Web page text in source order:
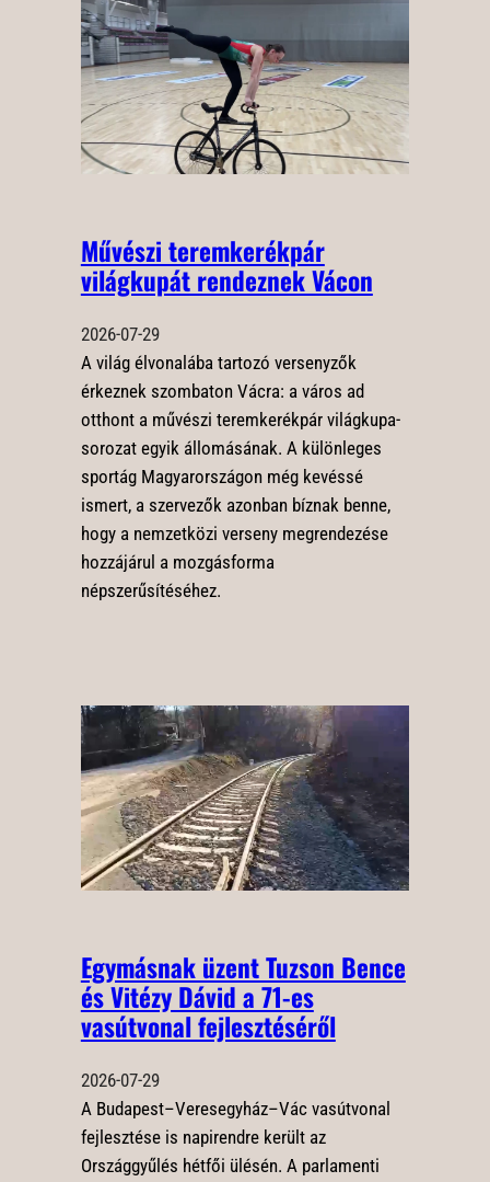
Művészi teremkerékpár
világkupát rendeznek Vácon
2026-07-29
A világ élvonalába tartozó versenyzők
érkeznek szombaton Vácra: a város ad
otthont a művészi teremkerékpár világkupa-
sorozat egyik állomásának. A különleges
sportág Magyarországon még kevéssé
ismert, a szervezők azonban bíznak benne,
hogy a nemzetközi verseny megrendezése
hozzájárul a mozgásforma
népszerűsítéséhez.
Egymásnak üzent Tuzson Bence
és Vitézy Dávid a 71-es
vasútvonal fejlesztéséről
2026-07-29
A Budapest–Veresegyház–Vác vasútvonal
fejlesztése is napirendre került az
Országgyűlés hétfői ülésén. A parlamenti